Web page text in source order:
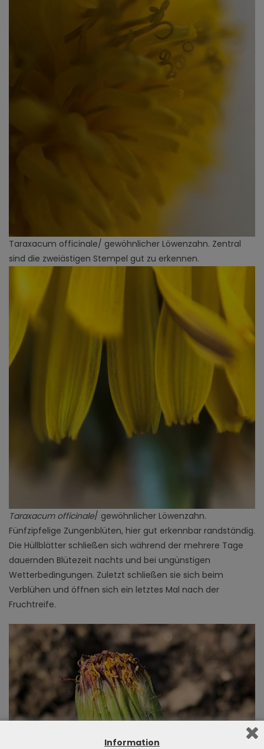
Taraxacum officinale/ gewöhnlicher Löwenzahn. Zentral
sind die zweiästigen Stempel gut zu erkennen.
Taraxacum officinale/ gewöhnlicher Löwenzahn.
Fünfzipfelige Zungenblüten, hier gut erkennbar randständig.
Die Hüllblätter schließen sich während der mehrere Tage
dauernden Blütezeit nachts und bei ungünstigen
Wetterbedingungen. Zuletzt schließen sie sich beim
Verblühen und öffnen sich ein letztes Mal nach der
Fruchtreife.
Information